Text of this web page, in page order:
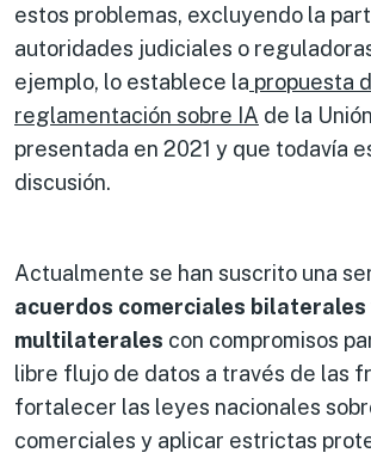
estos problemas, excluyendo la
autoridades judiciales o
ejemplo, lo establece la propuesta
reglamentación sobre IA de la
presentada en 2021 y que todavía
discusión.
Actualmente se han suscrito una
acuerdos comerciales bilaterales
multilaterales con compromisos
libre flujo de datos a través de las
fortalecer las leyes nacionales
comerciales y aplicar estrictas